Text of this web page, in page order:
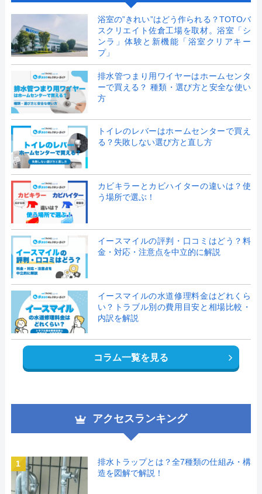
浴室の”きれい”はどう作られる？TOTOバ
スクリエイト佐倉工場を取材。浴室「シ
ンラ」体験と新機能「浴室クリアキー
プ」
排水管つまり用ワイヤーはホームセンタ
ーで買える？ 種類・選び方と安全な使い
方
トイレのレバーはホームセンターで買え
る？失敗しない選び方と直し方
カビキラーとカビハイターの違いは？使
う場所で選ぶ！
イースマイルの評判・口コミはどう？料
金・対応・注意点を中立的に解説
イースマイルの水道修理料金はどれくら
い？トラブル別の費用目安と相場比較・
内訳を解説
コラム一覧を見る
アクセスランキング
1
排水トラップとは？全7種類の仕組み・構
造を図解で解説！